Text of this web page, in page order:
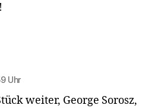
Uhr
weiter, George Sorosz,